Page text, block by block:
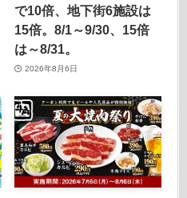
で10倍、地下街6施設は
15倍。8/1～9/30、15倍
は～8/31。
2026年8月6日